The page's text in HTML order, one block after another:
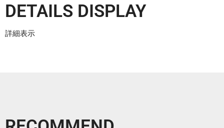
DETAILS DISPLAY
詳細表示